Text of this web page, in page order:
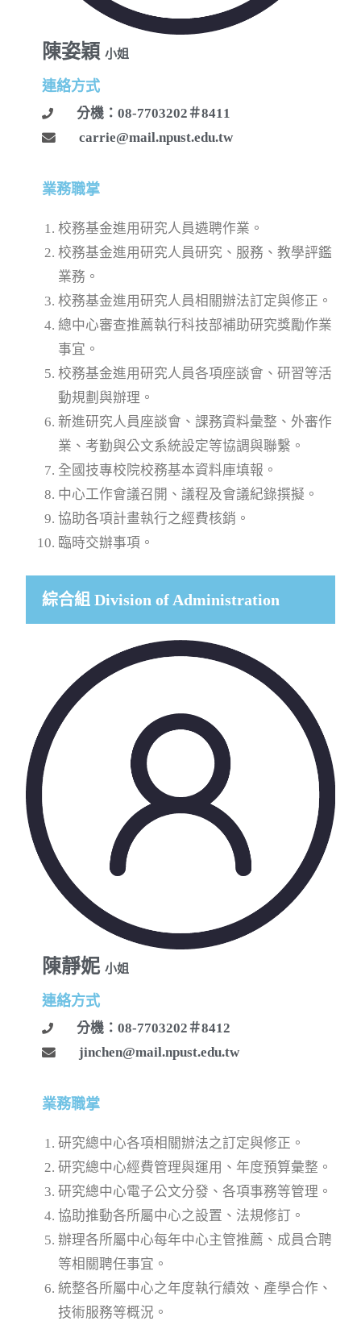
陳姿穎小姐
連絡方式
分機：08-7703202＃8411
carrie@mail.npust.edu.tw
業務職掌
校務基金進用研究人員遴聘作業。
校務基金進用研究人員研究、服務、教學評鑑
業務。
校務基金進用研究人員相關辦法訂定與修正。
總中心審查推薦執行科技部補助研究獎勵作業
事宜。
校務基金進用研究人員各項座談會、研習等活
動規劃與辦理。
新進研究人員座談會、課務資料彙整、外審作
業、考勤與公文系統設定等協調與聯繫。
全國技專校院校務基本資料庫填報。
中心工作會議召開、議程及會議紀錄撰擬。
協助各項計畫執行之經費核銷。
臨時交辦事項。
綜合組 Division of Administration
陳靜妮小姐
連絡方式
分機：08-7703202＃8412
jinchen@mail.npust.edu.tw
業務職掌
研究總中心各項相關辦法之訂定與修正。
研究總中心經費管理與運用、年度預算彙整。
研究總中心電子公文分發、各項事務等管理。
協助推動各所屬中心之設置、法規修訂。
辦理各所屬中心每年中心主管推薦、成員合聘
等相關聘任事宜。
統整各所屬中心之年度執行績效、產學合作、
技術服務等概況。